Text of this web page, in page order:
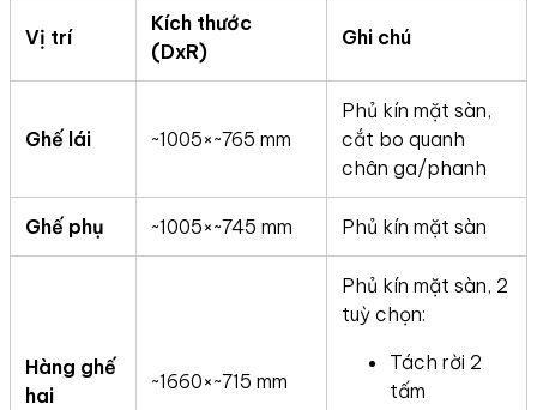
Vị trí
Kích thước
(DxR)
Ghi chú
Ghế lái ~1005×~765 mm
Phủ kín mặt sàn,
cắt bo quanh
chân ga/phanh
Ghế phụ ~1005×~745 mm Phủ kín mặt sàn
Hàng ghế
hai
~1660×~715 mm
Phủ kín mặt sàn, 2
tuỳ chọn:
Tách rời 2
tấm